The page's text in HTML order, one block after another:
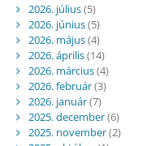
2026. július(5)
2026. június(5)
2026. május(4)
2026. április(14)
2026. március(4)
2026. február(3)
2026. január(7)
2025. december(6)
2025. november(2)